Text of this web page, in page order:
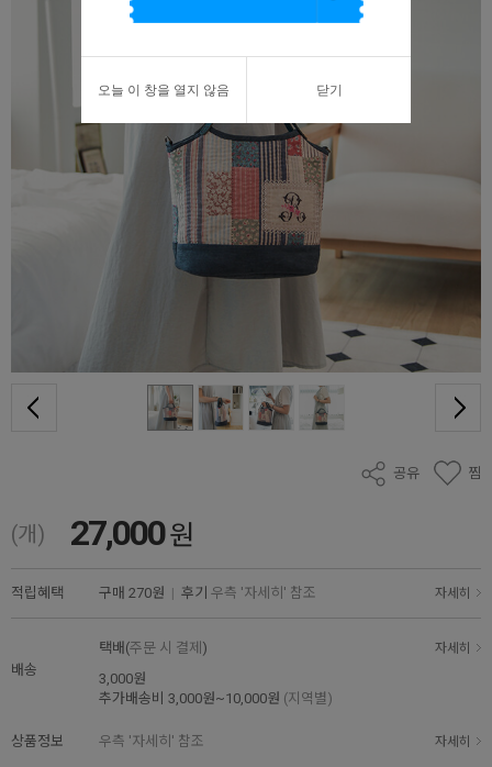
공유 찜
(개) 27,000원
적립혜택 구매 270원 | 후기 우측 '자세히' 참조 자세히
배송
택배(주문 시 결제 ) 자세히
3,000원
추가배송비 3,000원~10,000원 (지역별)
상품정보 우측 '자세히' 참조 자세히
오늘 이 창을 열지 않음 닫기